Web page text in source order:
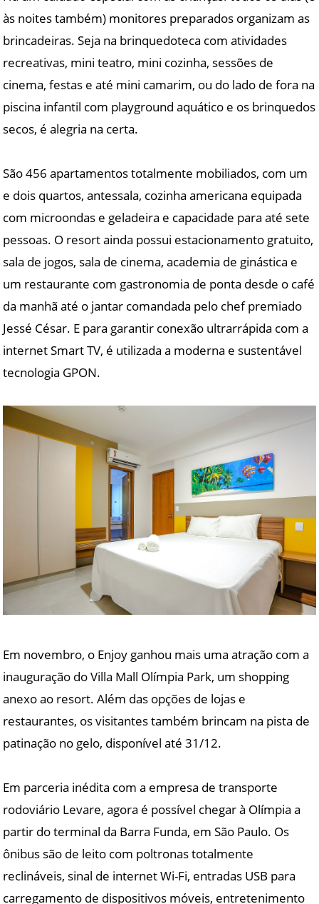
às noites também) monitores preparados organizam as
brincadeiras. Seja na brinquedoteca com atividades
recreativas, mini teatro, mini cozinha, sessões de
cinema, festas e até mini camarim, ou do lado de fora na
piscina infantil com playground aquático e os brinquedos
secos, é alegria na certa.
São 456 apartamentos totalmente mobiliados, com um
e dois quartos, antessala, cozinha americana equipada
com microondas e geladeira e capacidade para até sete
pessoas. O resort ainda possui estacionamento gratuito,
sala de jogos, sala de cinema, academia de ginástica e
um restaurante com gastronomia de ponta desde o café
da manhã até o jantar comandada pelo chef premiado
Jessé César. E para garantir conexão ultrarrápida com a
internet Smart TV, é utilizada a moderna e sustentável
tecnologia GPON.
Em novembro, o Enjoy ganhou mais uma atração com a
inauguração do Villa Mall Olímpia Park, um shopping
anexo ao resort. Além das opções de lojas e
restaurantes, os visitantes também brincam na pista de
patinação no gelo, disponível até 31/12.
Em parceria inédita com a empresa de transporte
rodoviário Levare, agora é possível chegar à Olímpia a
partir do terminal da Barra Funda, em São Paulo. Os
ônibus são de leito com poltronas totalmente
reclináveis, sinal de internet Wi-Fi, entradas USB para
carregamento de dispositivos móveis, entretenimento